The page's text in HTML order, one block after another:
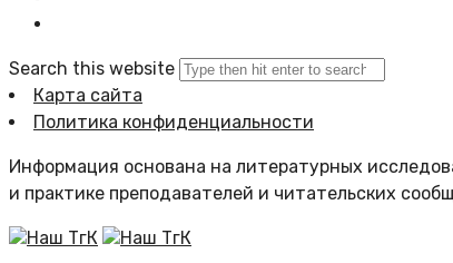
Search this website
Карта сайта
Политика конфиденциальности
Информация основана на литературных
и практике преподавателей и читательских
Наш ТгК Наш ТгК